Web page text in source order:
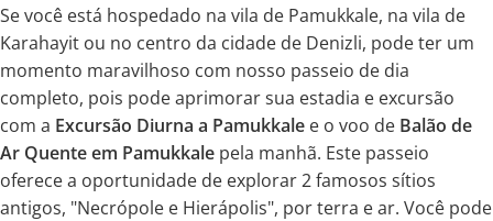
Se você está hospedado na vila de Pamukkale, na vila de
Karahayit ou no centro da cidade de Denizli, pode ter um
momento maravilhoso com nosso passeio de dia
completo, pois pode aprimorar sua estadia e excursão
com a Excursão Diurna a Pamukkale e o voo de Balão de
Ar Quente em Pamukkale pela manhã. Este passeio
oferece a oportunidade de explorar 2 famosos sítios
antigos, "Necrópole e Hierápolis", por terra e ar. Você pode